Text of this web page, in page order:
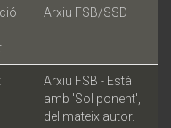
Arxiu FSB/SSD
Arxiu FSB - Està
amb 'Sol ponent',
del mateix autor.